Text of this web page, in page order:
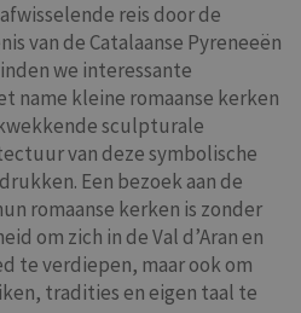
reis door de
van de Catalaanse Pyreneeën
we interessante
name kleine romaanse kerken
sculpturale
van deze symbolische
Een bezoek aan de
romaanse kerken is zonder
om zich in de Val d’Aran en
te verdiepen, maar ook om
tradities en eigen taal te